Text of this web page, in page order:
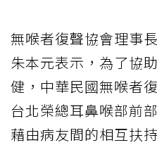
無喉者復聲協會理事
朱本元表示，為了協
健，中華民國無喉者
台北榮總耳鼻喉部前
藉由病友間的相互扶